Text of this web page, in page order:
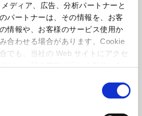
ディア、広告、分析パートナーと
パートナーは、その情報を、お客
情報や、お客様のサービス使用か
合わせる場合があります。Cookie
でも、当社の Web サイトにアクセ
が、一部の機能が正しく動作しな
（土）0時より『カプコンネ
カプとれ』にて
ても展開いたします。この機
！